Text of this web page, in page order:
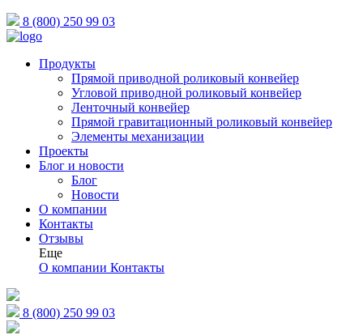
8 (800) 250 99 03
Продукты
Прямой приводной роликовый конвейер
Угловой приводной роликовый конвейер
Ленточный конвейер
Прямой гравитационный роликовый конвейер
Элементы механизации
Проекты
Блог и новости
Блог
Новости
О компании
Контакты
Отзывы
Еще
О компании Контакты
8 (800) 250 99 03